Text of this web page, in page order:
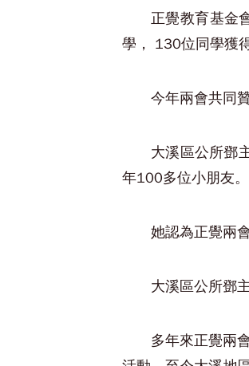
正覺教育基金
學， 130位同學獲
今年兩會共同
大溪區公所鄧
年100多位小朋友。
她認為正覺兩
大溪區公所鄧
多年來正覺兩